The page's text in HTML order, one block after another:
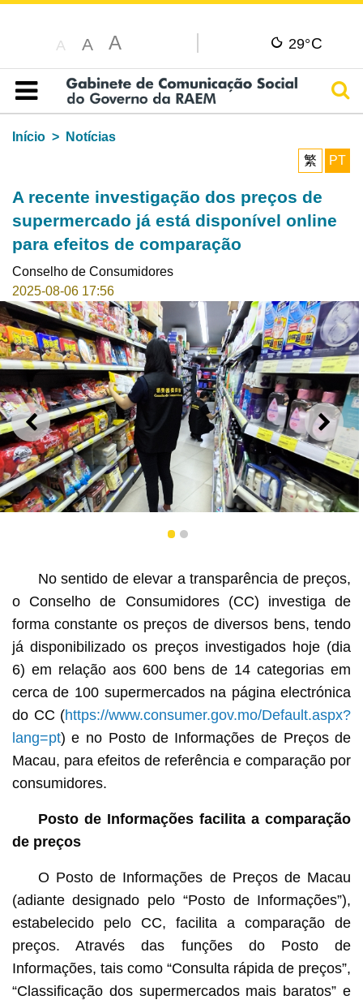
A A A 29°C
Índice
Início
Notícias
繁
PT
A recente investigação dos preços de
supermercado já está disponível online
para efeitos de comparação
Conselho de Consumidores
2025-08-06 17:56
ANTERIOR
Conselho de Consumidores investiga preços em
supermercados
1 2
No sentido de elevar a transparência de preços,
o Conselho de Consumidores (CC) investiga de
forma constante os preços de diversos bens, tendo
já disponibilizado os preços investigados hoje (dia
6) em relação aos 600 bens de 14 categorias em
cerca de 100 supermercados na página electrónica
do CC (https://www.consumer.gov.mo/Default.aspx?
lang=pt) e no Posto de Informações de Preços de
Macau, para efeitos de referência e comparação por
consumidores.
Posto de Informações facilita a comparação
de preços
O Posto de Informações de Preços de Macau
(adiante designado pelo “Posto de Informações”),
estabelecido pelo CC, facilita a comparação de
preços. Através das funções do Posto de
Informações, tais como “Consulta rápida de preços”,
“Classificação dos supermercados mais baratos” e